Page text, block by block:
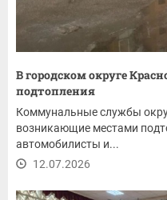
В городском округе
подтопления
Коммунальные службы
возникающие местами
автомобилисты и...
12.07.2026